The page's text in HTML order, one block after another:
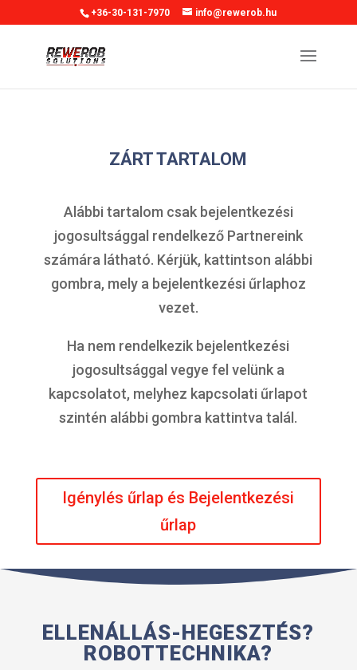
+36-30-131-7970 info@rewerob.hu
ZÁRT TARTALOM
Alábbi tartalom csak bejelentkezési
jogosultsággal rendelkező Partnereink
számára látható. Kérjük, kattintson alábbi
gombra, mely a bejelentkezési űrlaphoz
vezet.
Ha nem rendelkezik bejelentkezési
jogosultsággal vegye fel velünk a
kapcsolatot, melyhez kapcsolati űrlapot
szintén alábbi gombra kattintva talál.
Igénylés űrlap és Bejelentkezési
űrlap
ELLENÁLLÁS-HEGESZTÉS?
ROBOTTECHNIKA?